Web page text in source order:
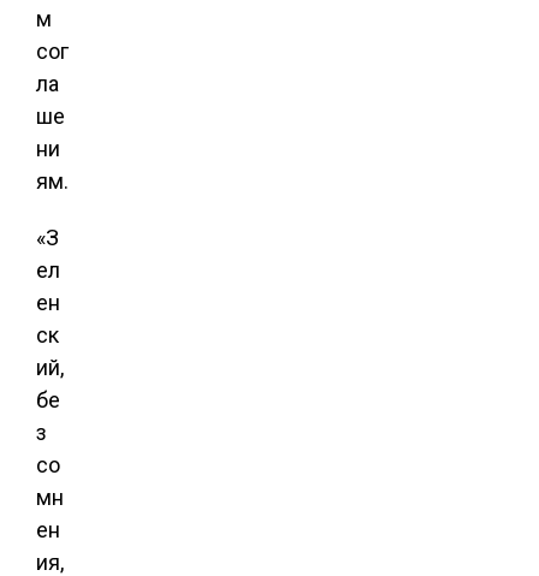
м
сог
ла
ше
ни
ям.
«З
ел
ен
ск
ий,
бе
з
со
мн
ен
ия,